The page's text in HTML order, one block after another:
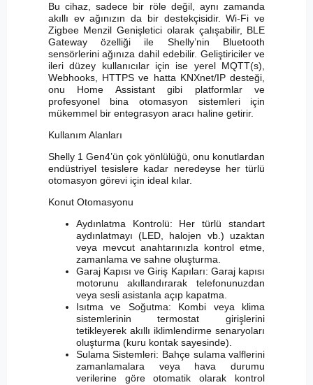
Bu cihaz, sadece bir röle değil, aynı zamanda
akıllı ev ağınızın da bir destekçisidir. Wi-Fi ve
Zigbee Menzil Genişletici olarak çalışabilir, BLE
Gateway özelliği ile Shelly’nin Bluetooth
sensörlerini ağınıza dahil edebilir. Geliştiriciler ve
ileri düzey kullanıcılar için ise yerel MQTT(s),
Webhooks, HTTPS ve hatta KNXnet/IP desteği,
onu Home Assistant gibi platformlar ve
profesyonel bina otomasyon sistemleri için
mükemmel bir entegrasyon aracı haline getirir.
Kullanım Alanları
Shelly 1 Gen4’ün çok yönlülüğü, onu konutlardan
endüstriyel tesislere kadar neredeyse her türlü
otomasyon görevi için ideal kılar.
Konut Otomasyonu
Aydınlatma Kontrolü: Her türlü standart
aydınlatmayı (LED, halojen vb.) uzaktan
veya mevcut anahtarınızla kontrol etme,
zamanlama ve sahne oluşturma.
Garaj Kapısı ve Giriş Kapıları: Garaj kapısı
motorunu akıllandırarak telefonunuzdan
veya sesli asistanla açıp kapatma.
Isıtma ve Soğutma: Kombi veya klima
sistemlerinin termostat girişlerini
tetikleyerek akıllı iklimlendirme senaryoları
oluşturma (kuru kontak sayesinde).
Sulama Sistemleri: Bahçe sulama valflerini
zamanlamalara veya hava durumu
verilerine göre otomatik olarak kontrol